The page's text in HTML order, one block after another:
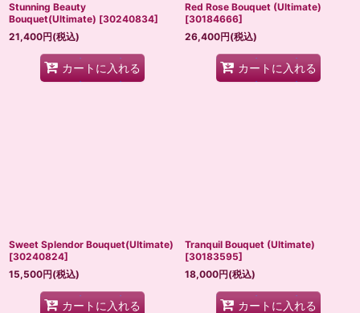
Stunning Beauty
Bouquet(Ultimate) [30240834]
21,400円(税込)
カートに入れる
Red Rose Bouquet (Ultimate)
[30184666]
26,400円(税込)
カートに入れる
Sweet Splendor Bouquet(Ultimate)
[30240824]
15,500円(税込)
カートに入れる
Tranquil Bouquet (Ultimate)
[30183595]
18,000円(税込)
カートに入れる